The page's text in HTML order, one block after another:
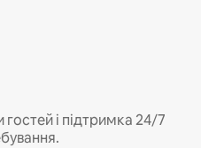
гостей і підтримка 24/7